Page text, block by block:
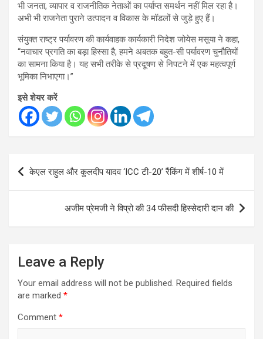
भी जनता, व्यापार व राजनीतिक नेताओं का पर्याप्त समर्थन नहीं मिल रहा है।
अभी भी राजनेता पुराने उत्पादन व विकास के मॉडलों से जुड़े हुए हैं।
संयुक्त राष्ट्र पर्यावरण की कार्यवाहक कार्यकारी निदेश जोयेस मसूया ने कहा,
“नवाचार प्रगति का बड़ा हिस्सा है, हमने अबतक बहुत-सी पर्यावरण चुनौतियों
का सामना किया है। यह सभी तरीके से प्रदूषण से निपटने में एक महत्वपूर्ण
भूमिका निभाएगा।”
इसे शेयर करें
Post
navigation
केएल राहुल और कुलदीप यादव ‘ICC टी-20’ रैंकिंग में शीर्ष-10 में
अजीम प्रेमजी ने विप्रो की 34 फीसदी हिस्सेदारी दान की
Leave a Reply
Your email address will not be published. Required fields
are marked *
Comment *